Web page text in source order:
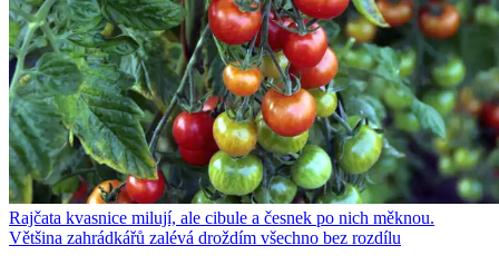
Rajčata kvasnice milují, ale cibule a česnek po nich měknou.
Většina zahrádkářů zalévá droždím všechno bez rozdílu